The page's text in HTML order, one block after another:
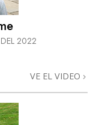
2022
VE EL VIDEO